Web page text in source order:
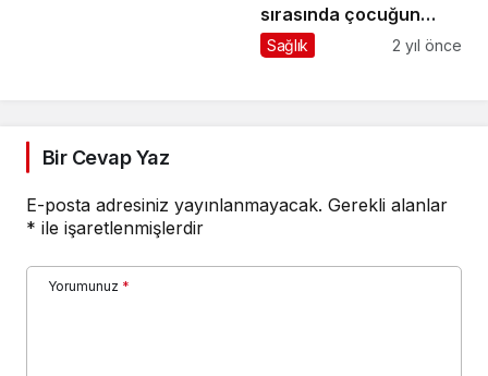
sırasında çocuğun
üstüne su dökmeyin!
Sağlık 2 yıl önce
Bir Cevap Yaz
E-posta adresiniz yayınlanmayacak. Gerekli alanlar
* ile işaretlenmişlerdir
Yorumunuz *